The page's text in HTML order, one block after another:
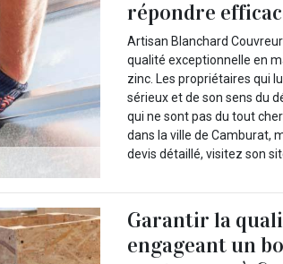
répondre
Artisan Blanchard
qualité exceptionnelle en
zinc. Les propriétaires qui
sérieux et de son sens du
qui ne sont pas du tout
dans la ville de Camburat,
devis détaillé, visitez son
Garantir la
engageant un